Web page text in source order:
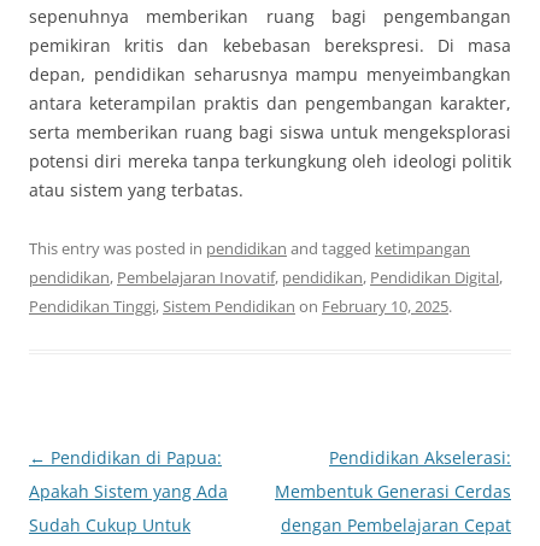
sepenuhnya memberikan ruang bagi pengembangan
pemikiran kritis dan kebebasan berekspresi. Di masa
depan, pendidikan seharusnya mampu menyeimbangkan
antara keterampilan praktis dan pengembangan karakter,
serta memberikan ruang bagi siswa untuk mengeksplorasi
potensi diri mereka tanpa terkungkung oleh ideologi politik
atau sistem yang terbatas.
This entry was posted in pendidikan and tagged ketimpangan
pendidikan, Pembelajaran Inovatif, pendidikan, Pendidikan Digital,
Pendidikan Tinggi,Sistem Pendidikan on February 10, 2025.
Post
navigation
← Pendidikan di Papua:
Apakah Sistem yang Ada
Sudah Cukup Untuk
Pendidikan Akselerasi:
Membentuk Generasi Cerdas
dengan Pembelajaran Cepat